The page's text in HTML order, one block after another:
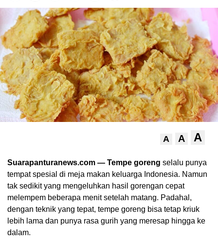
A A A
Suarapanturanews.com — Tempe goreng selalu punya
tempat spesial di meja makan keluarga Indonesia. Namun
tak sedikit yang mengeluhkan hasil gorengan cepat
melempem beberapa menit setelah matang. Padahal,
dengan teknik yang tepat, tempe goreng bisa tetap kriuk
lebih lama dan punya rasa gurih yang meresap hingga ke
dalam.